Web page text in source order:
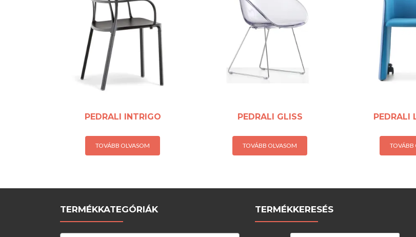
PEDRALI INTRIGO
TOVÁBB OLVASOM
PEDRALI GLISS
TOVÁBB OLVASOM
PEDRALI
TOVÁBB
TERMÉKKATEGÓRIÁK TERMÉKKERESÉS